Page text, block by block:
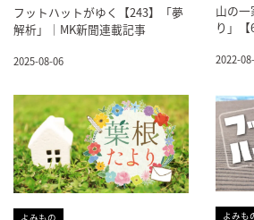
フットハットがゆく【243】「夢
解析」｜MK新聞連載記事
2025-08-06
山の
り」
2022-
よみもの よみも